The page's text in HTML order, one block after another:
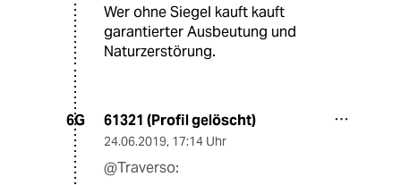
Wer ohne Siegel kauft kauft
garantierter Ausbeutung und
Naturzerstörung.
6G 61321 (Profil gelöscht)
24.06.2019, 17:14 Uhr
@Traverso: